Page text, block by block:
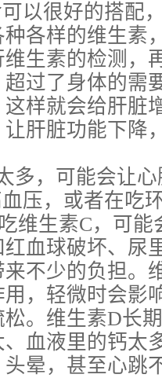
以很好的搭配
各样的维生素
生素的检测，
过了身体的需
样就会给肝脏
肝脏功能下降
多，可能会让
压，或者在吃
维生素C，可能
血球破坏、尿
来不少的负担。
，轻微时会影
。维生素D长
血液里的钙太
晕，甚至心跳